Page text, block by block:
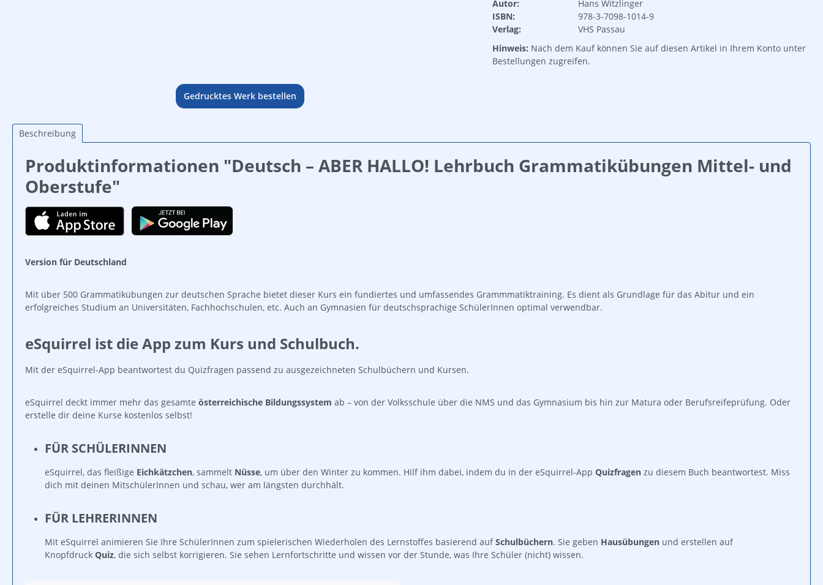
Gedrucktes Werk bestellen
Autor:
Hans Witzlinger
ISBN:
978-3-7098-1014-9
Verlag:
VHS Passau
Hinweis: Nach dem Kauf können Sie auf diesen Artikel in Ihrem Konto unter
Bestellungen zugreifen.
Beschreibung
Produktinformationen "Deutsch – ABER HALLO! Lehrbuch Grammatikübungen Mittel- und
Oberstufe"
Version für Deutschland
Mit über 500 Grammatikübungen zur deutschen Sprache bietet dieser Kurs ein fundiertes und umfassendes Grammmatiktraining. Es dient als Grundlage für das Abitur und ein
erfolgreiches Studium an Universitäten, Fachhochschulen, etc. Auch an Gymnasien für deutschsprachige SchülerInnen optimal verwendbar.
eSquirrel ist die App zum Kurs und Schulbuch.
Mit der eSquirrel-App beantwortest du Quizfragen passend zu ausgezeichneten Schulbüchern und Kursen.
eSquirrel deckt immer mehr das gesamte österreichische Bildungssystem ab – von der Volksschule über die NMS und das Gymnasium bis hin zur Matura oder Berufsreifeprüfung. Oder
erstelle dir deine Kurse kostenlos selbst!
FÜR SCHÜLERINNEN
eSquirrel, das fleißige Eichkätzchen, sammelt Nüsse, um über den Winter zu kommen. Hilf ihm dabei, indem du in der eSquirrel-App Quizfragen zu diesem Buch beantwortest. Miss
dich mit deinen MitschülerInnen und schau, wer am längsten durchhält.
FÜR LEHRERINNEN
Mit eSquirrel animieren Sie Ihre SchülerInnen zum spielerischen Wiederholen des Lernstoffes basierend aufSchulbüchern. Sie geben Hausübungen und erstellen auf
Knopfdruck Quiz, die sich selbst korrigieren. Sie sehen Lernfortschritte und wissen vor der Stunde, was Ihre Schüler (nicht) wissen.